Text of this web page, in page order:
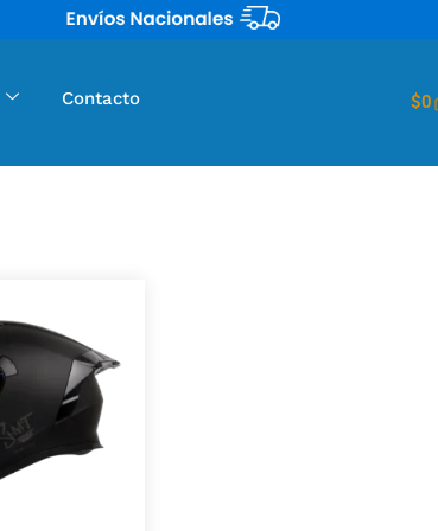
Contacto $0